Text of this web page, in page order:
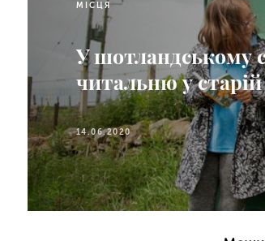
МІСЦЯ
У шотландському
читальню у старій
14.06.2020